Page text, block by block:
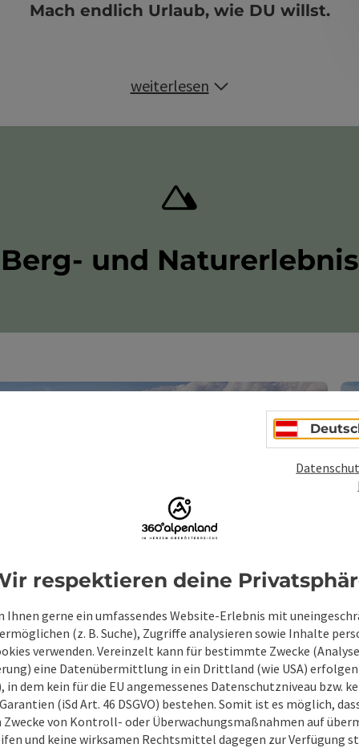
Mach endlich Urlaub, wie DU willst.
weiterlesen
Berg- und Naturerlebnis
und Gipfel
Kalkalpen. Entdecke dein Berggefühl im Herzen
respektieren deine
Ihnen gerne ein umfassendes Website-Erlebnis mit
(z. B. Suche), Zugriffe analysieren sowie Inhalte
verwenden. Vereinzelt kann für bestimmte Zwecke
eine Datenübermittlung in ein Drittland (wie USA) erfolgen
in dem kein für die EU angemessenes Datenschutzniveau bzw.
(iSd Art. 46 DSGVO) bestehen. Somit ist es möglich,
Zwecke von Kontroll- oder Überwachungsmaßnahmen auf
und keine wirksamen Rechtsmittel dagegen zur Verfügung